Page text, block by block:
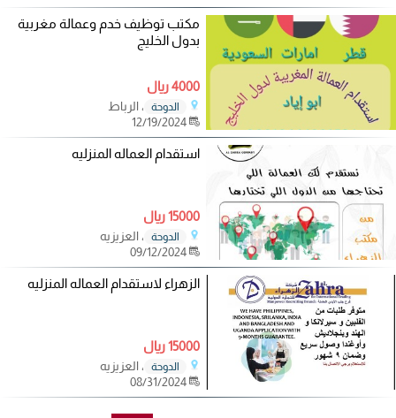
مكتب توظيف خدم وعمالة مغربية
بدول الخليج
4000 ريال
الدوحة
، الرباط
12/19/2024
استقدام العماله المنزليه
15000 ريال
الدوحة
، العزيزيه
09/12/2024
الزهراء لاستقدام العماله المنزليه
15000 ريال
الدوحة
، العزيزيه
08/31/2024